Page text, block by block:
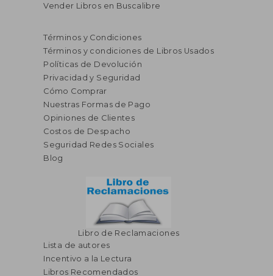
Vender Libros en Buscalibre
Términos y Condiciones
Términos y condiciones de Libros Usados
Políticas de Devolución
Privacidad y Seguridad
Cómo Comprar
Nuestras Formas de Pago
Opiniones de Clientes
Costos de Despacho
Seguridad Redes Sociales
Blog
Libro de Reclamaciones
Lista de autores
Incentivo a la Lectura
Libros Recomendados